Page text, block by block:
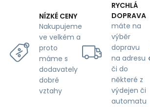
NÍZKÉ CENY
Nakupujeme
ve velkém a
proto
máme s
dodavately
dobré
vztahy
RYCHLÁ
DOPRAVA
máte na
výběr
dopravu
na adresu
či do
některé z
výdejen či
automatu